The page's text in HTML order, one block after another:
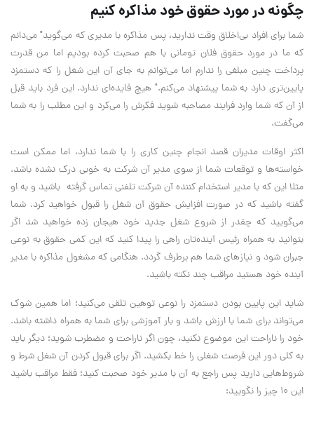
چگونه در مورد حقوق خود مذاکره کنیم
شما برای افراد بی‌اخلاق وقت ندارید، پس مذاکره با مدیری که می‌گوید" می‌دانم
که ما در مورد حقوق فلان تومانی با هم صحبت کرده بودیم اما من قدرت
پرداخت چنین مبلغی را ندارم اما می‌توانم به جای آن این شغل را که دستمزد
پایین‌تری دارد به شما پیشنهاد می‌کنم." هیچ فایده‌ای ندارد. این فرد باید قبل
از آن که شما وارد فرایند مصاحبه شوید فکرش را می‌کرد و این مطلب را به شما
می‌گفت.
اکثر اوقات مدیران قصد انجام چنین کاری را با شما ندارد، اما ممکن است
خواسته‌ها و توقعات شما از سوی مدیر آن شرکت به خوبی درک نشده باشد.
مثلا این که با مدیر استخدام کننده آن شرکت تلفنی تماس گرفته باشید و به او
گفته باشید که در صورت افزایش حقوق آن شغل را قبول خواهید کرد. شما
می‌گویید که چقدر از شروع شغل جدید خود هیجان زده خواهید شد اگر
بتوانید به همراه رئیس آینده‌تان راهی را پیدا کنید که این کمی حقوق به نوعی
جبران شود و نیازهای شما هم برطرف گردد. هنگامی که مشغول مذاکره با مدیر
آینده خود هستید مراقب چند نکته باشید.
شاید این پایین بودن دستمزد را نوعی توهین تلقی می‌کنید؛ اما همین شوک
می‌تواند برای شما با ارزش باشد و بار آموزشی برای شما به همراه داشته باشد.
خود را ناراحت این موضوع نکنید، چون اگر ناراحت و مضطرب شوید؛ دیگر باید
به کلی دور این فرصت شغلی را خط بکشید. اگر برای قبول کردن آن شغل شرط و
شروط‌هایی دارید پس راجع به آن با مدیر خود صحبت کنید؛ فقط مراقب باشید
این 10 چیز را نگویید: